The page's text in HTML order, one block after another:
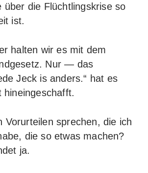
über die Flüchtlingskrise so
ist.
halten wir es mit dem
. Nur — das
Jeck is anders.“ hat es
hineingeschafft.
Vorurteilen sprechen, die ich
die so etwas machen?
ja.